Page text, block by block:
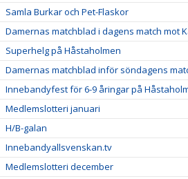
Samla Burkar och Pet-Flaskor
Damernas matchblad i dagens match mot
Superhelg på Håstaholmen
Damernas matchblad inför söndagens
Innebandyfest för 6-9 åringar på
Medlemslotteri januari
H/B-galan
Innebandyallsvenskan.tv
Medlemslotteri december